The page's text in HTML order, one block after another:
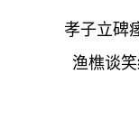
孝子立碑
渔樵谈